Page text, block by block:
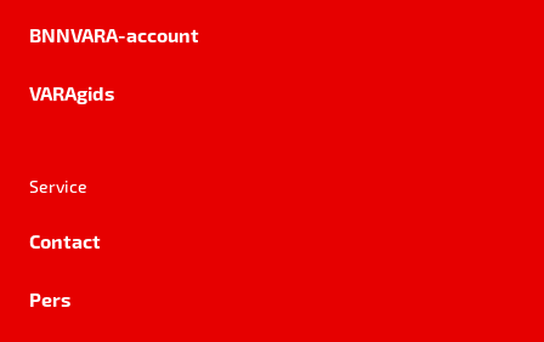
BNNVARA-account
VARAgids
Service
Contact
Pers